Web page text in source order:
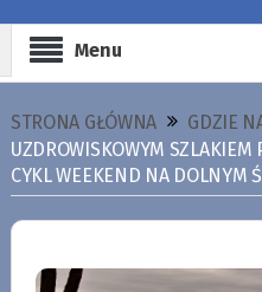
Menu
STRONA GŁÓWNA
GDZIE
UZDROWISKOWYM SZLAKIEM
CYKL WEEKEND NA DOLNYM